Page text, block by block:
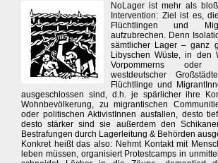
NoLager ist mehr als
Intervention: Ziel ist es,
Flüchtlingen und
aufzubrechen. Denn
sämtlicher Lager – ganz
Libyschen Wüste, in den
Vorpommerns oder
westdeutscher
Flüchtlinge und
ausgeschlossen sind, d.h. je spärlicher ihre
Wohnbevölkerung, zu migrantischen
oder politischen AktivistInnen ausfallen, desto
desto stärker sind sie außerdem den
Bestrafungen durch Lagerleitung & Behörden
Konkret heißt das also: Nehmt Kontakt mit
leben müssen, organisiert Protestcamps in